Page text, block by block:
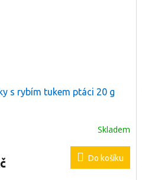
s rybím tukem ptáci 20 g
Skladem
Do košíku